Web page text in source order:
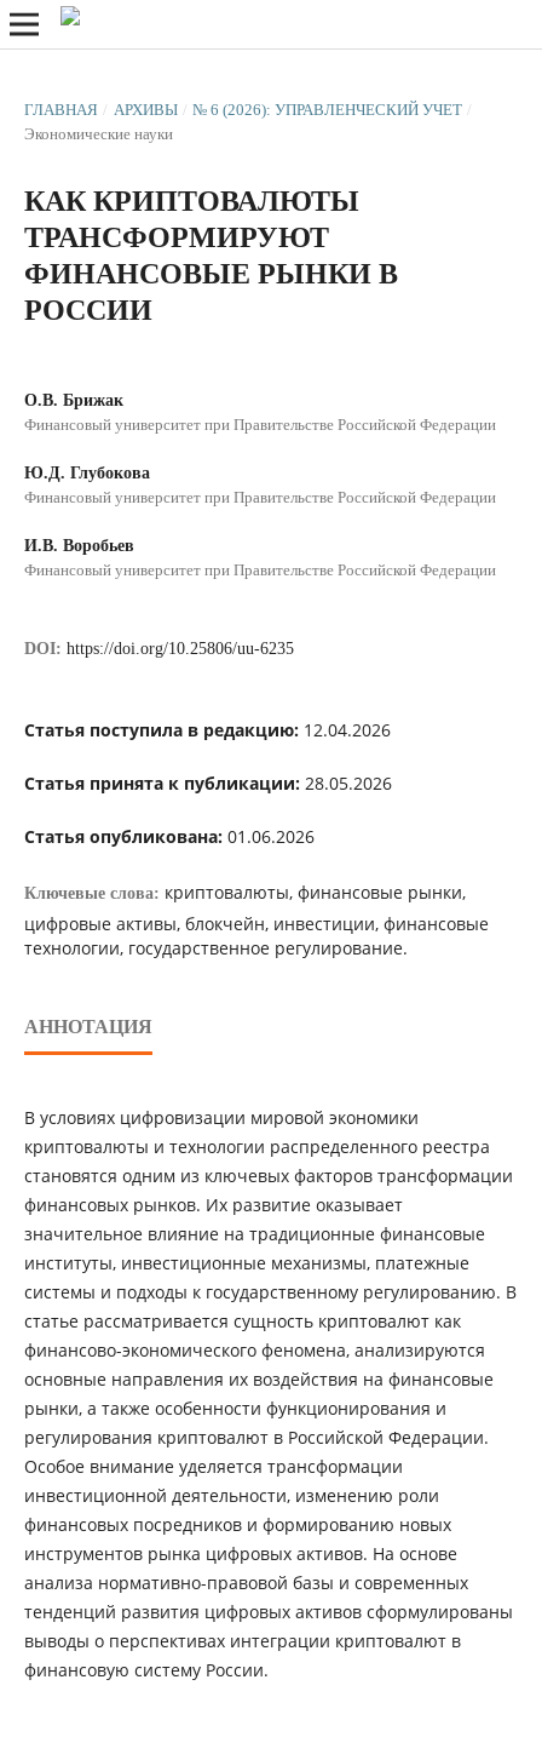
ГЛАВНАЯ / АРХИВЫ / № 6 (2026): УПРАВЛЕНЧЕСКИЙ УЧЕТ /
Экономические науки
КАК КРИПТОВАЛЮТЫ
ТРАНСФОРМИРУЮТ
ФИНАНСОВЫЕ РЫНКИ В
РОССИИ
О.В. Брижак
Финансовый университет при Правительстве Российской Федерации
Ю.Д. Глубокова
Финансовый университет при Правительстве Российской Федерации
И.В. Воробьев
Финансовый университет при Правительстве Российской Федерации
DOI: https://doi.org/10.25806/uu-6235
Статья поступила в редакцию:12.04.2026
Статья принята к публикации:28.05.2026
Статья опубликована:01.06.2026
Ключевые слова: криптовалюты, финансовые рынки,
цифровые активы, блокчейн, инвестиции, финансовые
технологии, государственное регулирование.
АННОТАЦИЯ
В условиях цифровизации мировой экономики
криптовалюты и технологии распределенного реестра
становятся одним из ключевых факторов трансформации
финансовых рынков. Их развитие оказывает
значительное влияние на традиционные финансовые
институты, инвестиционные механизмы, платежные
системы и подходы к государственному регулированию. В
статье рассматривается сущность криптовалют как
финансово-экономического феномена, анализируются
основные направления их воздействия на финансовые
рынки, а также особенности функционирования и
регулирования криптовалют в Российской Федерации.
Особое внимание уделяется трансформации
инвестиционной деятельности, изменению роли
финансовых посредников и формированию новых
инструментов рынка цифровых активов. На основе
анализа нормативно-правовой базы и современных
тенденций развития цифровых активов сформулированы
выводы о перспективах интеграции криптовалют в
финансовую систему России.